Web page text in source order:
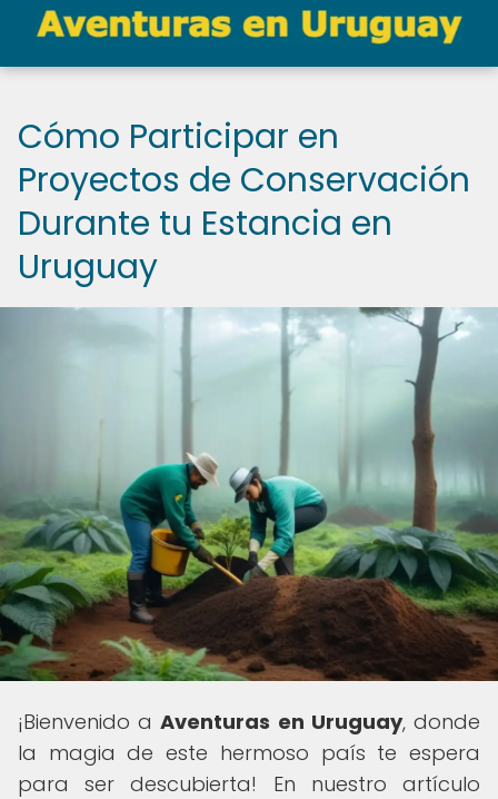
Cómo Participar en
Proyectos de Conservación
Durante tu Estancia en
Uruguay
¡Bienvenido aAventuras en Uruguay, donde
la magia de este hermoso país te espera
para ser descubierta! En nuestro artículo